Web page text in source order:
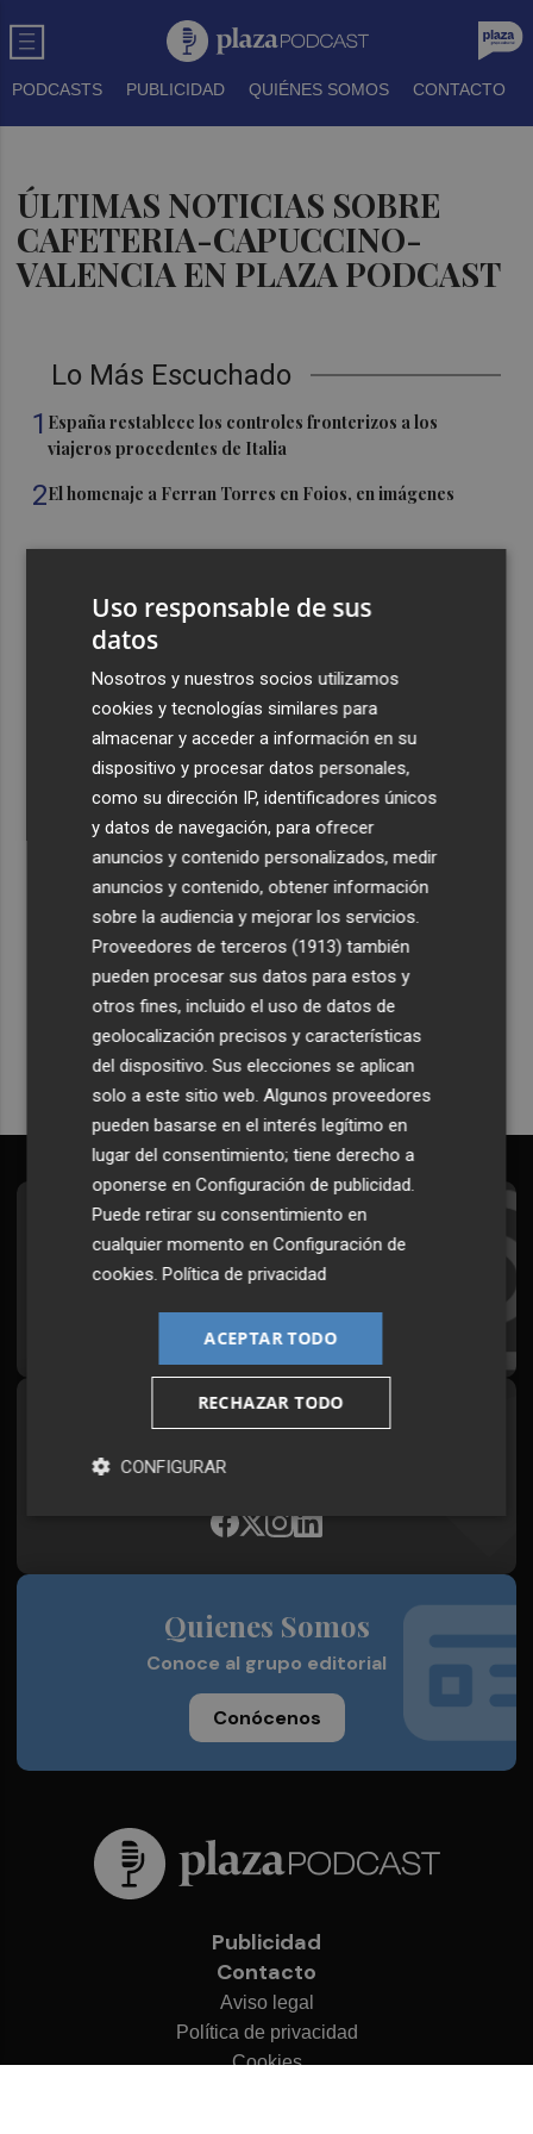
PODCASTS PUBLICIDAD QUIÉNES SOMOS CONTACTO
ÚLTIMAS NOTICIAS SOBRE
CAFETERIA-CAPUCCINO-
VALENCIA EN PLAZA PODCAST
Lo Más Escuchado
1 España restablece los controles fronterizos a los
viajeros procedentes de Italia
2El homenaje a Ferran Torres en Foios, en imágenes
Foios se vuelca con Ferran Torres
Las '200 vidas' que llevaron a Paco Rabal de Águilas a la
cima del cine: un documental recupera la voz y la mirada
del actor
Recibe toda la actualidad de
Plaza Podcast en tu correo
Quiero suscribirme
Suscríbete al Boletín
Todos los días a primera hora en tu email
Síguenos en redes
Plaza Podcast, desde cualquier medio
Quienes Somos
Conoce al grupo editorial
Conócenos
Publicidad
Contacto
Aviso legal
Política de privacidad
Cookies
Uso responsable de sus
datos
Nosotros y nuestros socios utilizamos
cookies y tecnologías similares para
almacenar y acceder a información en su
dispositivo y procesar datos personales,
como su dirección IP, identificadores únicos
y datos de navegación, para ofrecer
anuncios y contenido personalizados, medir
anuncios y contenido, obtener información
sobre la audiencia y mejorar los servicios.
Proveedores de terceros (1913) también
pueden procesar sus datos para estos y
otros fines, incluido el uso de datos de
geolocalización precisos y características
del dispositivo. Sus elecciones se aplican
solo a este sitio web. Algunos proveedores
pueden basarse en el interés legítimo en
lugar del consentimiento; tiene derecho a
oponerse enConfiguración de publicidad.
Puede retirar su consentimiento en
cualquier momento enConfiguración de
cookies.Política de privacidad
ACEPTAR TODO
RECHAZAR TODO
CONFIGURAR